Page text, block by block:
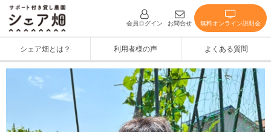
会員ログイン お問合せ 無料オンライン説明会
シェア畑とは？ 利用者様の声 よくある質問